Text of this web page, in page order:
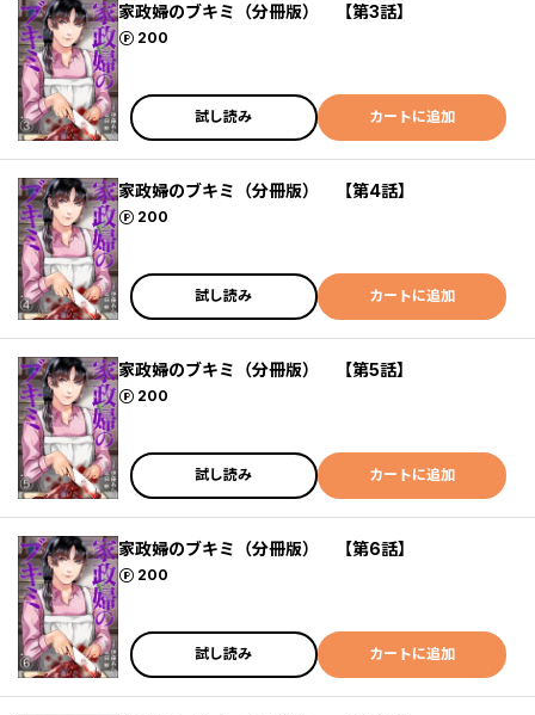
家政婦のブキミ（分冊版） 【第3話】
200
ポイント
試し読み カートに追加
家政婦のブキミ（分冊版） 【第4話】
200
ポイント
試し読み カートに追加
家政婦のブキミ（分冊版） 【第5話】
200
ポイント
試し読み カートに追加
家政婦のブキミ（分冊版） 【第6話】
200
ポイント
試し読み カートに追加